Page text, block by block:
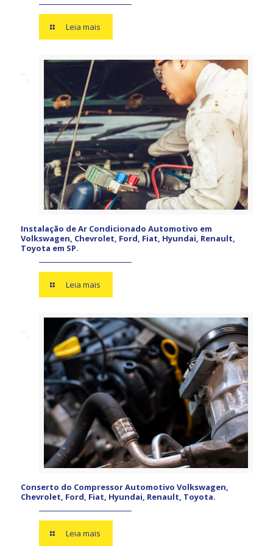
Leia mais
Instalação de Ar Condicionado Automotivo em
Volkswagen, Chevrolet, Ford, Fiat, Hyundai, Renault,
Toyota em SP.
Leia mais
Conserto do Compressor Automotivo Volkswagen,
Chevrolet, Ford, Fiat, Hyundai, Renault, Toyota.
Leia mais